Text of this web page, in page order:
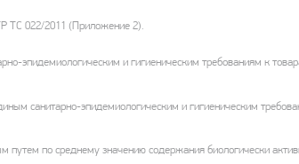
ТС 022/2011 (Приложение 2).
эпидемиологическим и гигиеническим требованиям к
санитарно-эпидемиологическим и гигиеническим
по среднему значению содержания биологически